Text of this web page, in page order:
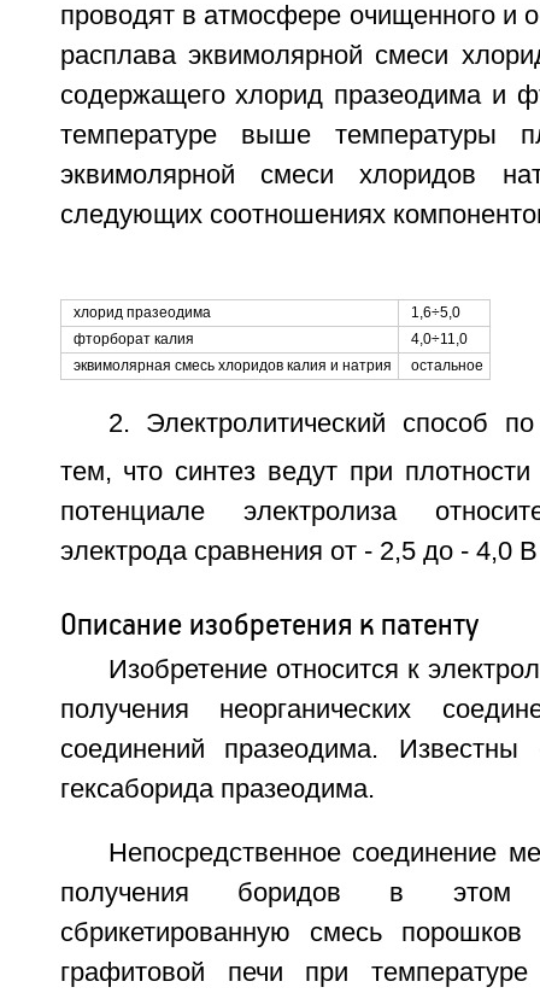
проводят в атмосфере очищенного и
расплава эквимолярной смеси
содержащего хлорид празеодима и
температуре выше температуры
эквимолярной смеси хлоридов
следующих соотношениях
хлорид празеодима
1,6÷5,0
фторборат калия
4,0÷11,0
эквимолярная смесь хлоридов калия и натрия
остальное
2. Электролитический способ
тем, что синтез ведут при
потенциале электролиза
электрода сравнения от - 2,5 до - 4,0
Описание изобретения к патенту
Изобретение относится к
получения неорганических
соединений празеодима. Известны
гексаборида празеодима.
Непосредственное соединение
получения боридов в этом
сбрикетированную смесь
графитовой печи при